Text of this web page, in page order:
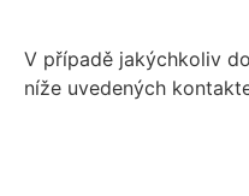
V případě jakýchkoliv
níže uvedených